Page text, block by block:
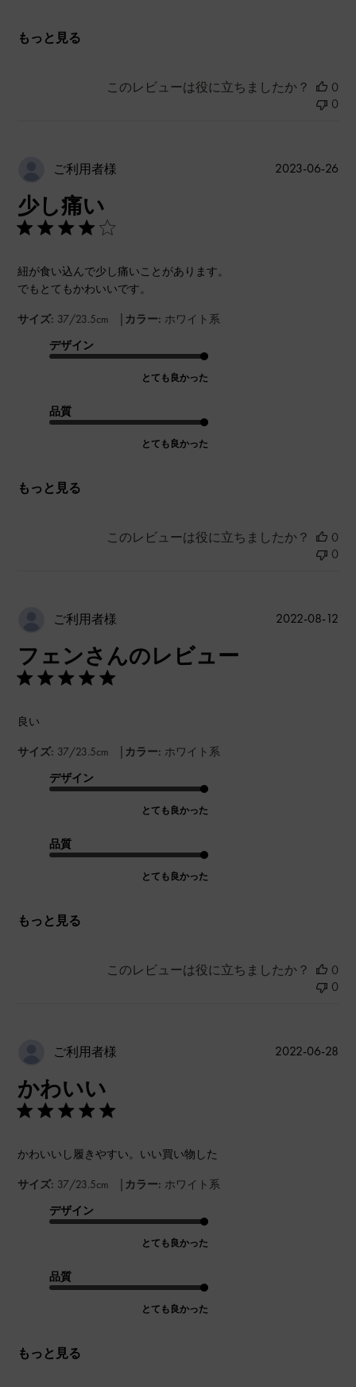
もっと見る
このレビューは役に立ちましたか？
0
0
ご利用者様
少し痛い
紐が食い込んで少し痛いことがあります。
でもとてもかわいいです。
サイズ: 37/23.5cm | カラー: ホワイト系
デザイン
とても良かった
品質
とても良かった
もっと見る
公
2023-06-26
このレビューは役に立ちましたか？
0
0
ご利用者様
フェンさんのレビュー
良い
サイズ: 37/23.5cm | カラー: ホワイト系
デザイン
とても良かった
品質
とても良かった
もっと見る
公
2022-08-12
このレビューは役に立ちましたか？
0
0
ご利用者様
かわいい
かわいいし履きやすい。いい買い物した
サイズ: 37/23.5cm | カラー: ホワイト系
デザイン
とても良かった
品質
とても良かった
もっと見る
公
2022-06-28